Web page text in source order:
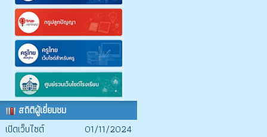
สถิติผู้เยี่ยมชม
เปิดเว็บไซต์
01/11/2024